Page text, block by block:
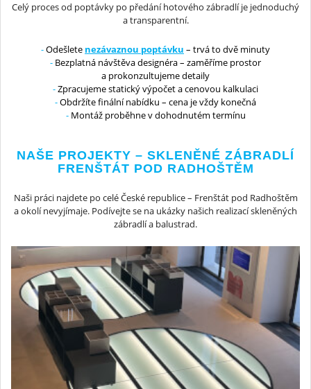
Celý proces od poptávky po předání hotového zábradlí je jednoduchý
a transparentní.
Odešlete nezávaznou poptávku – trvá to dvě minuty
Bezplatná návštěva designéra – zaměříme prostor
a prokonzultujeme detaily
Zpracujeme statický výpočet a cenovou kalkulaci
Obdržíte finální nabídku – cena je vždy konečná
Montáž proběhne v dohodnutém termínu
NAŠE PROJEKTY – SKLENĚNÉ ZÁBRADLÍ
FRENŠTÁT POD RADHOŠTĚM
Naši práci najdete po celé České republice – Frenštát pod Radhoštěm
a okolí nevyjímaje. Podívejte se na ukázky našich realizací skleněných
zábradlí a balustrad.